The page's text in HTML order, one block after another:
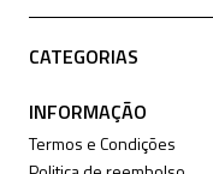
CATEGORIAS
INFORMAÇÃO
Termos e Condições